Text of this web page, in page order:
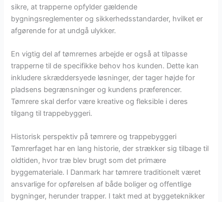
sikre, at trapperne opfylder gældende
bygningsreglementer og sikkerhedsstandarder, hvilket er
afgørende for at undgå ulykker.
En vigtig del af tømrernes arbejde er også at tilpasse
trapperne til de specifikke behov hos kunden. Dette kan
inkludere skræddersyede løsninger, der tager højde for
pladsens begrænsninger og kundens præferencer.
Tømrere skal derfor være kreative og fleksible i deres
tilgang til trappebyggeri.
Historisk perspektiv på tømrere og trappebyggeri
Tømrerfaget har en lang historie, der strækker sig tilbage til
oldtiden, hvor træ blev brugt som det primære
byggemateriale. I Danmark har tømrere traditionelt været
ansvarlige for opførelsen af både boliger og offentlige
bygninger, herunder trapper. I takt med at byggeteknikker